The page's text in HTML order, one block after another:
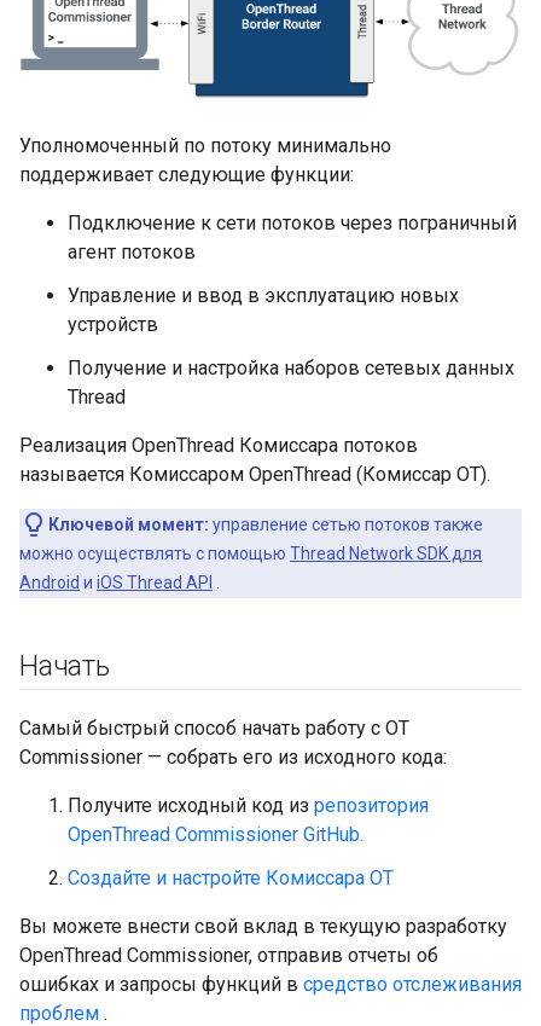
Уполномоченный по потоку минимально
поддерживает следующие функции:
Подключение к сети потоков через пограничный
агент потоков
Управление и ввод в эксплуатацию новых
устройств
Получение и настройка наборов сетевых данных
Thread
Реализация OpenThread Комиссара потоков
называется Комиссаром OpenThread (Комиссар OT).
Ключевой момент: управление сетью потоков также
можно осуществлять с помощью Thread Network SDK для
Android и iOS Thread API
Начать
Самый быстрый способ начать работу с OT
Commissioner — собрать его из исходного кода:
Получите исходный код из репозитория
OpenThread Commissioner GitHub.
Создайте и настройте Комиссара OT
Вы можете внести свой вклад в текущую разработку
OpenThread Commissioner, отправив отчеты об
ошибках и запросы функций в средство отслеживания
проблем .